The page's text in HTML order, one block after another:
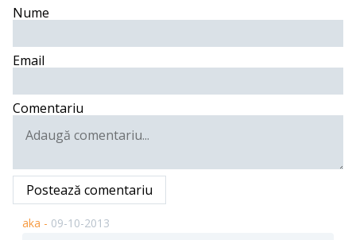
Nume
Email
Comentariu
Postează comentariu
aka - 09-10-2013